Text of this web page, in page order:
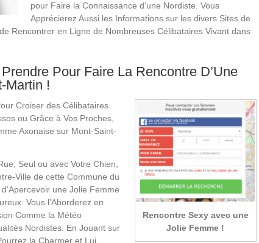
pour Faire la Connaissance d’une Nordiste. Vous
Apprécierez Aussi les Informations sur les divers Sites de
Rencontrer en Ligne de Nombreuses Célibataires Vivant dans
Pour Faire La Rencontre D’Une
Martin !
Rencontre Sexy avec une
Jolie Femme !
Croiser des Célibataires
ou Grâce à Vos Proches,
Axonaise sur Mont-Saint-
Seul ou avec Votre Chien,
Ville de cette Commune du
une Jolie Femme
Vous l’Aborderez en
Comme la Météo
Nordistes. En Jouant sur
la Charmer et Lui